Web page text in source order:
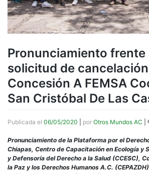
Pronunciamiento frente
solicitud de
Concesión A FEMSA
San Cristóbal De Las
Publicada el 06/05/2020 por Otros Mundos AC
Pronunciamiento de la Plataforma por el
Chiapas, Centro de Capacitación en Ecología y
y Defensoría del Derecho a la Salud (CCESC),
la Paz y los Derechos Humanos A.C.